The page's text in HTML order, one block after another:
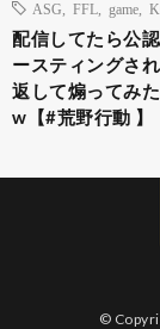
ASG
FFL game
配信してたら公
ースティングさ
返して煽ってみ
w【#荒野行動 】
©